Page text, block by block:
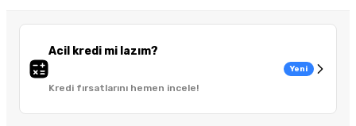
Acil kredi mi lazım?
Kredi fırsatlarını hemen incele!
Yeni